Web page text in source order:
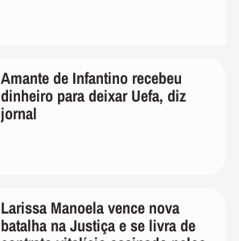
Amante de Infantino recebeu
dinheiro para deixar Uefa, diz
jornal
Larissa Manoela vence nova
batalha na Justiça e se livra de